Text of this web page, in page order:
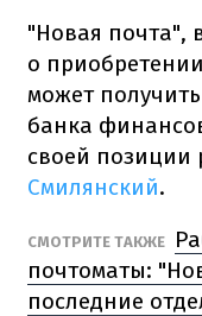
"Новая почта",
о
может
банка
своей позиции
Смилянский.
СМОТРИТЕ ТАКЖЕ
почтоматы:
последние